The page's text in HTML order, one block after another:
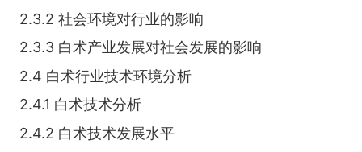
2.3.2 社会环境对行业的影响
2.3.3 白术产业发展对社会发展的影响
2.4 白术行业技术环境分析
2.4.1 白术技术分析
2.4.2 白术技术发展水平